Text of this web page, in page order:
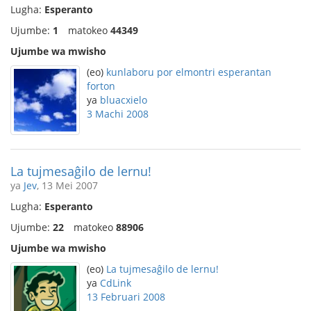
Lugha: Esperanto
Ujumbe: 1 matokeo 44349
Ujumbe wa mwisho
(eo) kunlaboru por elmontri esperantan
forton
ya bluacxielo
3 Machi 2008
La tujmesaĝilo de lernu!
ya Jev, 13 Mei 2007
Lugha: Esperanto
Ujumbe: 22 matokeo 88906
Ujumbe wa mwisho
(eo) La tujmesaĝilo de lernu!
ya CdLink
13 Februari 2008